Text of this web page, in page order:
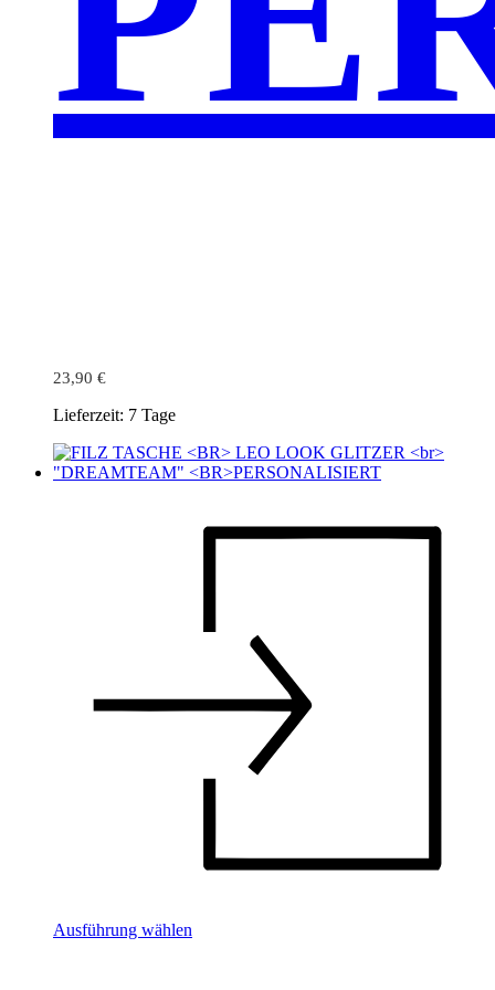
23,90 €
Lieferzeit: 7 Tage
Ausführung wählen